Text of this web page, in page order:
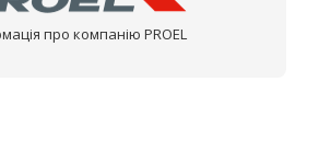
про компанію PROEL